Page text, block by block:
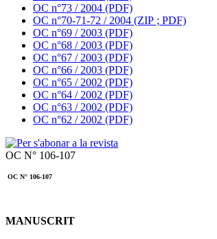
OC n°73 / 2004 (PDF)
OC n°70-71-72 / 2004 (ZIP ; PDF)
OC n°69 / 2003 (PDF)
OC n°68 / 2003 (PDF)
OC n°67 / 2003 (PDF)
OC n°66 / 2003 (PDF)
OC n°65 / 2002 (PDF)
OC n°64 / 2002 (PDF)
OC n°63 / 2002 (PDF)
OC n°62 / 2002 (PDF)
OC N° 106-107
OC N° 106-107
MANUSCRIT